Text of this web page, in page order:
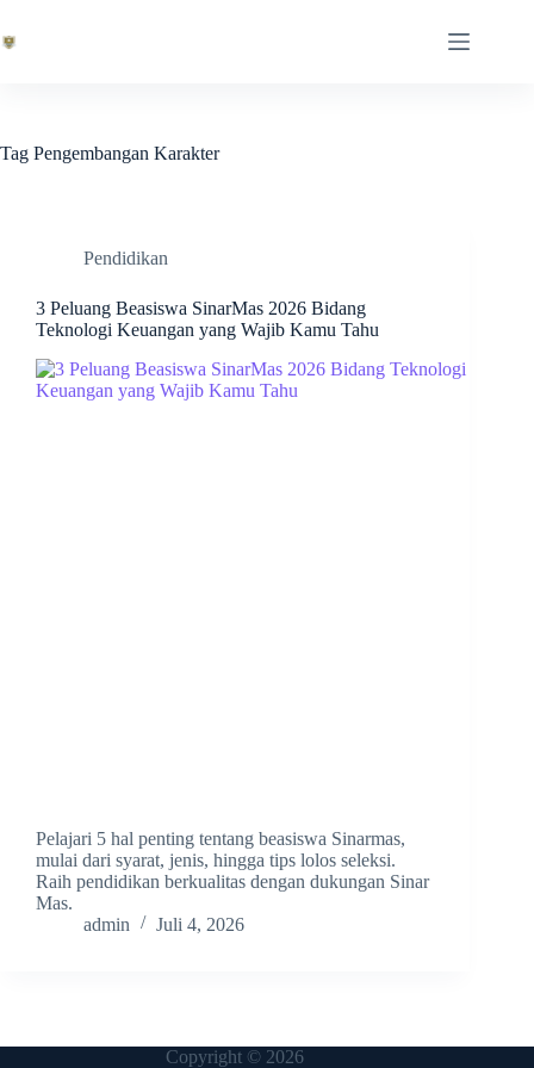
content
Tag Pengembangan Karakter
Pendidikan
3 Peluang Beasiswa SinarMas 2026 Bidang
Teknologi Keuangan yang Wajib Kamu Tahu
Pelajari 5 hal penting tentang beasiswa Sinarmas,
mulai dari syarat, jenis, hingga tips lolos seleksi.
Raih pendidikan berkualitas dengan dukungan Sinar
Mas.
admin
Juli 4, 2026
Copyright © 2026